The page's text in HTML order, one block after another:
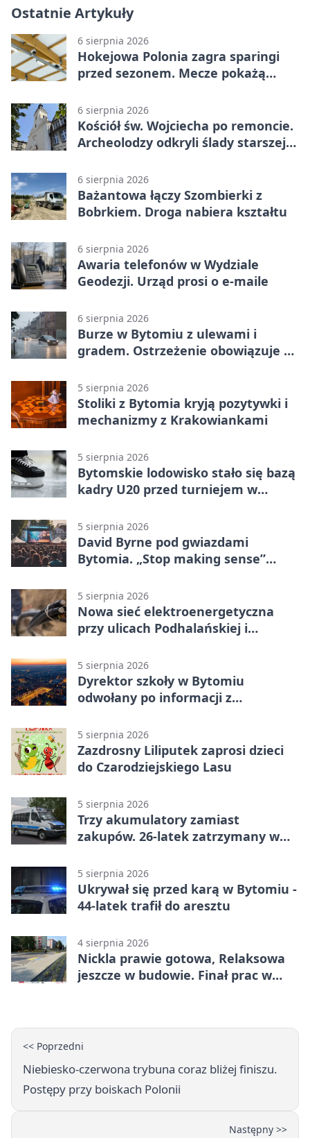
Ostatnie Artykuły
6 sierpnia 2026
Hokejowa Polonia zagra sparingi
przed sezonem. Mecze pokażą
6 sierpnia 2026
Kościół św. Wojciecha po remoncie.
Archeolodzy odkryli ślady starszej
6 sierpnia 2026
Bażantowa łączy Szombierki z
Bobrkiem. Droga nabiera kształtu
6 sierpnia 2026
Awaria telefonów w Wydziale
Geodezji. Urząd prosi o e-maile
6 sierpnia 2026
Burze w Bytomiu z ulewami i
gradem. Ostrzeżenie obowiązuje do
5 sierpnia 2026
Stoliki z Bytomia kryją pozytywki i
mechanizmy z Krakowiankami
5 sierpnia 2026
Bytomskie lodowisko stało się bazą
kadry U20 przed turniejem w
5 sierpnia 2026
David Byrne pod gwiazdami
Bytomia. „Stop making sense”
5 sierpnia 2026
Nowa sieć elektroenergetyczna
przy ulicach Podhalańskiej i
5 sierpnia 2026
Dyrektor szkoły w Bytomiu
odwołany po informacji z
5 sierpnia 2026
Zazdrosny Liliputek zaprosi dzieci
do Czarodziejskiego Lasu
5 sierpnia 2026
Trzy akumulatory zamiast
zakupów. 26-latek zatrzymany w
5 sierpnia 2026
Ukrywał się przed karą w Bytomiu -
44-latek trafił do aresztu
4 sierpnia 2026
Nickla prawie gotowa, Relaksowa
jeszcze w budowie. Finał prac w
<< Poprzedni
Niebiesko-czerwona trybuna coraz bliżej finiszu.
Postępy przy boiskach Polonii
Następny >>